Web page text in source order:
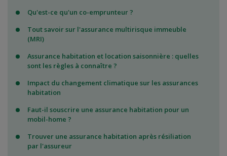
Qu'est-ce qu'un co-emprunteur ?
Tout savoir sur l'assurance multirisque immeuble
(MRI)
Assurance habitation et location saisonnière : quelles
sont les règles à connaître ?
Impact du changement climatique sur les assurances
habitation
Faut-il souscrire une assurance habitation pour un
mobil-home ?
Trouver une assurance habitation après résiliation
par l'assureur